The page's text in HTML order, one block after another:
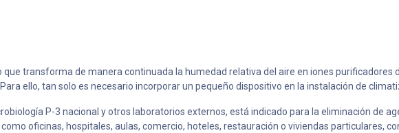
transforma de manera continuada la humedad relativa del aire en iones purificadores
ello, tan solo es necesario incorporar un pequeño dispositivo en la instalación de
P-3 nacional y otros laboratorios externos, está indicado para la eliminación de
oficinas, hospitales, aulas, comercio, hoteles, restauración o viviendas particulares,